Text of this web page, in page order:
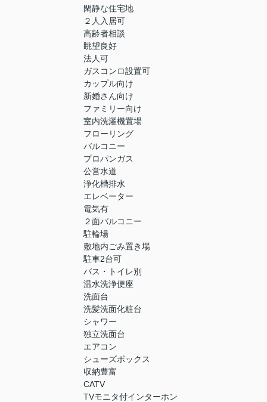
閑静な住宅地
２人入居可
高齢者相談
眺望良好
法人可
ガスコンロ設置可
カップル向け
新婚さん向け
ファミリー向け
室内洗濯機置場
フローリング
バルコニー
プロパンガス
公営水道
浄化槽排水
エレベーター
電気有
２面バルコニー
駐輪場
敷地内ごみ置き場
駐車2台可
バス・トイレ別
温水洗浄便座
洗面台
洗髪洗面化粧台
シャワー
独立洗面台
エアコン
シューズボックス
収納豊富
CATV
TVモニタ付インターホン